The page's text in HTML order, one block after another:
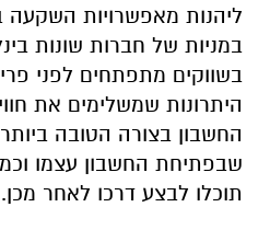
ליהנות מאפשרויות השקעה
במניות של חברות שונות
בשווקים מתפתחים לפני
היתרונות שמשלימים את
החשבון בצורה הטובה
שבפתיחת החשבון עצמו
תוכלו לבצע דרכו לאחר מכן.